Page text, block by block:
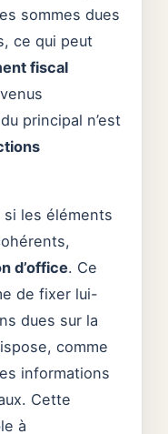
sommes dues
ce qui peut
fiscal
principal n’est
si les éléments
d’office. Ce
de fixer lui-
dues sur la
comme
informations
Cette
à